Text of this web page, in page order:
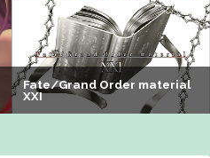
オテロレベルのやらかしで
発の原因は『これ』の可能